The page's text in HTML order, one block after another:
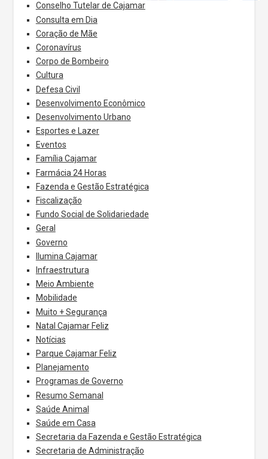
Conselho Tutelar de Cajamar
Consulta em Dia
Coração de Mãe
Coronavírus
Corpo de Bombeiro
Cultura
Defesa Civil
Desenvolvimento Econômico
Desenvolvimento Urbano
Esportes e Lazer
Eventos
Família Cajamar
Farmácia 24 Horas
Fazenda e Gestão Estratégica
Fiscalização
Fundo Social de Solidariedade
Geral
Governo
Ilumina Cajamar
Infraestrutura
Meio Ambiente
Mobilidade
Muito + Segurança
Natal Cajamar Feliz
Notícias
Parque Cajamar Feliz
Planejamento
Programas de Governo
Resumo Semanal
Saúde Animal
Saúde em Casa
Secretaria da Fazenda e Gestão Estratégica
Secretaria de Administração